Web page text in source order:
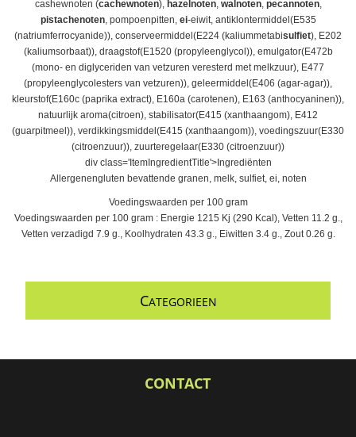
cashewnoten (cachewnoten), hazelnoten, walnoten, pecannoten,
pistachenoten, pompoenpitten, ei-eiwit, antiklontermiddel(E535
(natriumferrocyanide)), conserveermiddel(E224 (kaliummetabisulfiet), E202
(kaliumsorbaat)), draagstof(E1520 (propyleenglycol)), emulgator(E472b
(mono- en diglyceriden van vetzuren veresterd met melkzuur), E477
(propyleenglycolesters van vetzuren)), geleermiddel(E406 (agar-agar)),
kleurstof(E160c (paprika extract), E160a (carotenen), E163 (anthocyaninen)),
natuurlijk aroma(citroen), stabilisator(E415 (xanthaangom), E412
(guarpitmeel)), verdikkingsmiddel(E415 (xanthaangom)), voedingszuur(E330
(citroenzuur)), zuurteregelaar(E330 (citroenzuur))
div class='ItemIngredientTitle'>Ingrediënten
Allergenengluten bevattende granen, melk, sulfiet, ei, noten
Voedingswaarden per 100 gram
Voedingswaarden per 100 gram : Energie 1215 Kj (290 Kcal), Vetten 11.2 g.,
Vetten verzadigd 7.9 g., Koolhydraten 43.3 g., Eiwitten 3.4 g., Zout 0.26 g.
CATEGORIEEN
CONTACT